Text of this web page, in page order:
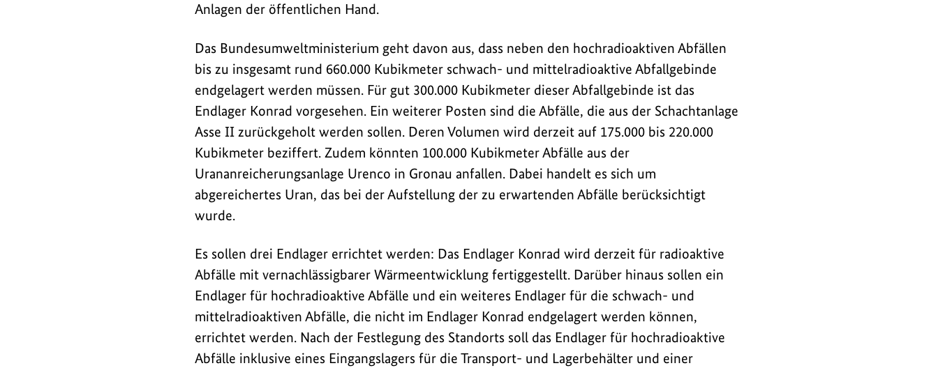
(NaPro).
Anlagen der öffentlichen Hand.
Das Bundesumweltministerium geht davon aus, dass neben den hochradioaktiven Abfällen
bis zu insgesamt rund 660.000 Kubikmeter schwach- und mittelradioaktive Abfallgebinde
endgelagert werden müssen. Für gut 300.000 Kubikmeter dieser Abfallgebinde ist das
Endlager Konrad vorgesehen. Ein weiterer Posten sind die Abfälle, die aus der Schachtanlage
Asse II zurückgeholt werden sollen. Deren Volumen wird derzeit auf 175.000 bis 220.000
Kubikmeter beziffert. Zudem könnten 100.000 Kubikmeter Abfälle aus der
Urananreicherungsanlage Urenco in Gronau anfallen. Dabei handelt es sich um
abgereichertes Uran, das bei der Aufstellung der zu erwartenden Abfälle berücksichtigt
wurde.
Es sollen drei Endlager errichtet werden: Das Endlager Konrad wird derzeit für radioaktive
Abfälle mit vernachlässigbarer Wärmeentwicklung fertiggestellt. Darüber hinaus sollen ein
Endlager für hochradioaktive Abfälle und ein weiteres Endlager für die schwach- und
mittelradioaktiven Abfälle, die nicht im Endlager Konrad endgelagert werden können,
errichtet werden. Nach der Festlegung des Standorts soll das Endlager für hochradioaktive
Abfälle inklusive eines Eingangslagers für die Transport- und Lagerbehälter und einer